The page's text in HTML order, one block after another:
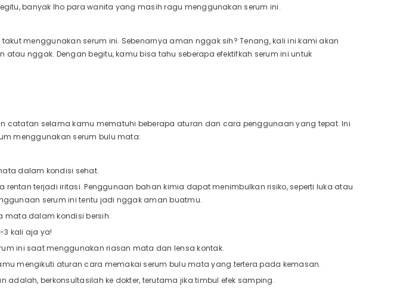
banyak lho para wanita yang masih ragu menggunakan serum ini.
menggunakan serum ini. Sebenarnya aman nggak sih? Tenang, kali ini kami akan
nggak. Dengan begitu, kamu bisa tahu seberapa efektifkah serum ini untuk
catatan selama kamu mematuhi beberapa aturan dan cara penggunaan yang tepat. Ini
menggunakan serum bulu mata:
dalam kondisi sehat.
terjadi iritasi. Penggunaan bahan kimia dapat menimbulkan risiko, seperti luka atau
serum ini tentu jadi nggak aman buatmu.
mata dalam kondisi bersih.
3 kali aja ya!
ini saat menggunakan riasan mata dan lensa kontak.
mengikuti aturan cara memakai serum bulu mata yang tertera pada kemasan.
adalah, berkonsultasilah ke dokter, terutama jika timbul efek samping.